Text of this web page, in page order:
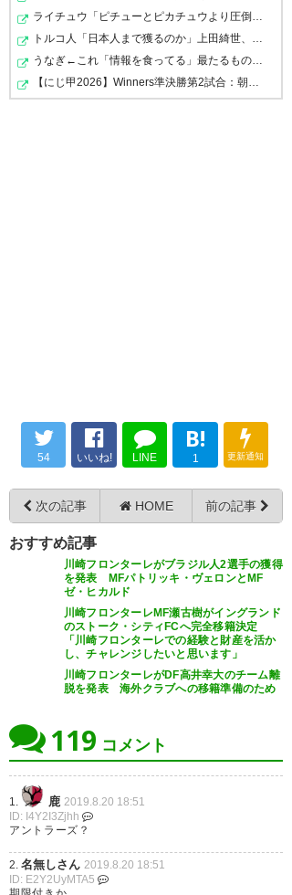
三好頑張れ!! いずれ川崎に帰っ
てくるんだよ いってらっしゃ
い！
三好おめでとう(༎ຶ⌑༎ຶ) 頑張ってえ
(༎ຶ⌑༎ຶ)(༎ຶ⌑༎ຶ)(༎ຶ⌑༎ຶ)(༎ຶ⌑༎ຶ)(༎ຶ⌑༎ຶ)
— ⊂(･ิϖ･ิ)⊃Ｍaichi (yangichan)
2019, 8月 20
三好、無事契約まとまったか😲
頑張れ❗ DAZNで放送あるかな？
#三好康児 #fmarinos #ベルギ
チャントを歌ってくれた皆さ
ん。動画を送ったら「嬉しいで
す。ありがとう」と返事が来ま
したよ。そういうところ、あり
がとう…
https://t.co/x481vWlUBc
— 川崎フロンターレ
(frontale_staff)2019, 8月 20
三好くんおめでとう😊
— frocabco (frontakabu1997)
2019, 8月 20
グラウンドに、練習には加わら
ず黙々と一人でグラウンドを走
っている青年がいた。それがユ
ース所属で怪我でリハビリ中だ
— Kazuhiro Hoshino
(theblueskazu3)2019, 8月 20
三好くん念願の海外移籍おめで
とう！頑張ってください。応援
してます😊必ずフロンターレに
帰ってきてねー！！ #三好康児
#frontale
https://t.co/Xmo22KEHkf
— ち いゾー (chi_kf)
20
54 いいね! LINE
B!
1 更新通知
次の記事 HOME 前の記事
おすすめ記事
川崎フロンターレがブラジル人2選手の獲得
を発表 MFパトリッキ・ヴェロンとMF
ゼ・ヒカルド
川崎フロンターレMF瀬古樹がイングランド
のストーク・シティFCへ完全移籍決定
「川崎フロンターレでの経験と財産を活か
し、チャレンジしたいと思います」
川崎フロンターレがDF高井幸大のチーム離
脱を発表 海外クラブへの移籍準備のため
119 コメント
1. 鹿 2019.8.20 18:51
ID: I4Y2I3Zjhh
アントラーズ？
2. 名無しさん 2019.8.20 18:51
ID: E2Y2UyMTA5